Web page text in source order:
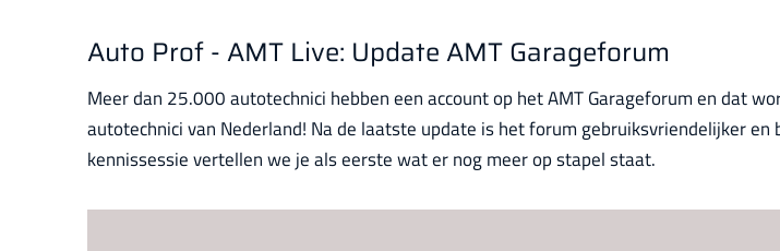
Auto Prof - AMT Live: Update AMT Garageforum
Meer dan 25.000 autotechnici hebben een account op het AMT Garageforum en dat
autotechnici van Nederland! Na de laatste update is het forum gebruiksvriendelijker
kennissessie vertellen we je als eerste wat er nog meer op stapel staat.